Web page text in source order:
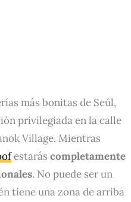
más bonitas de Seúl,
privilegiada en la calle
Village. Mientras
estarás completamente
. No puede ser un
tiene una zona de arriba